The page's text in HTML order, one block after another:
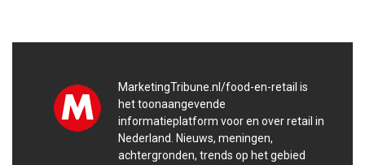
MarketingTribune.nl/food-en-retail is
het toonaangevende
informatieplatform voor en over retail in
Nederland. Nieuws, meningen,
achtergronden, trends op het gebied